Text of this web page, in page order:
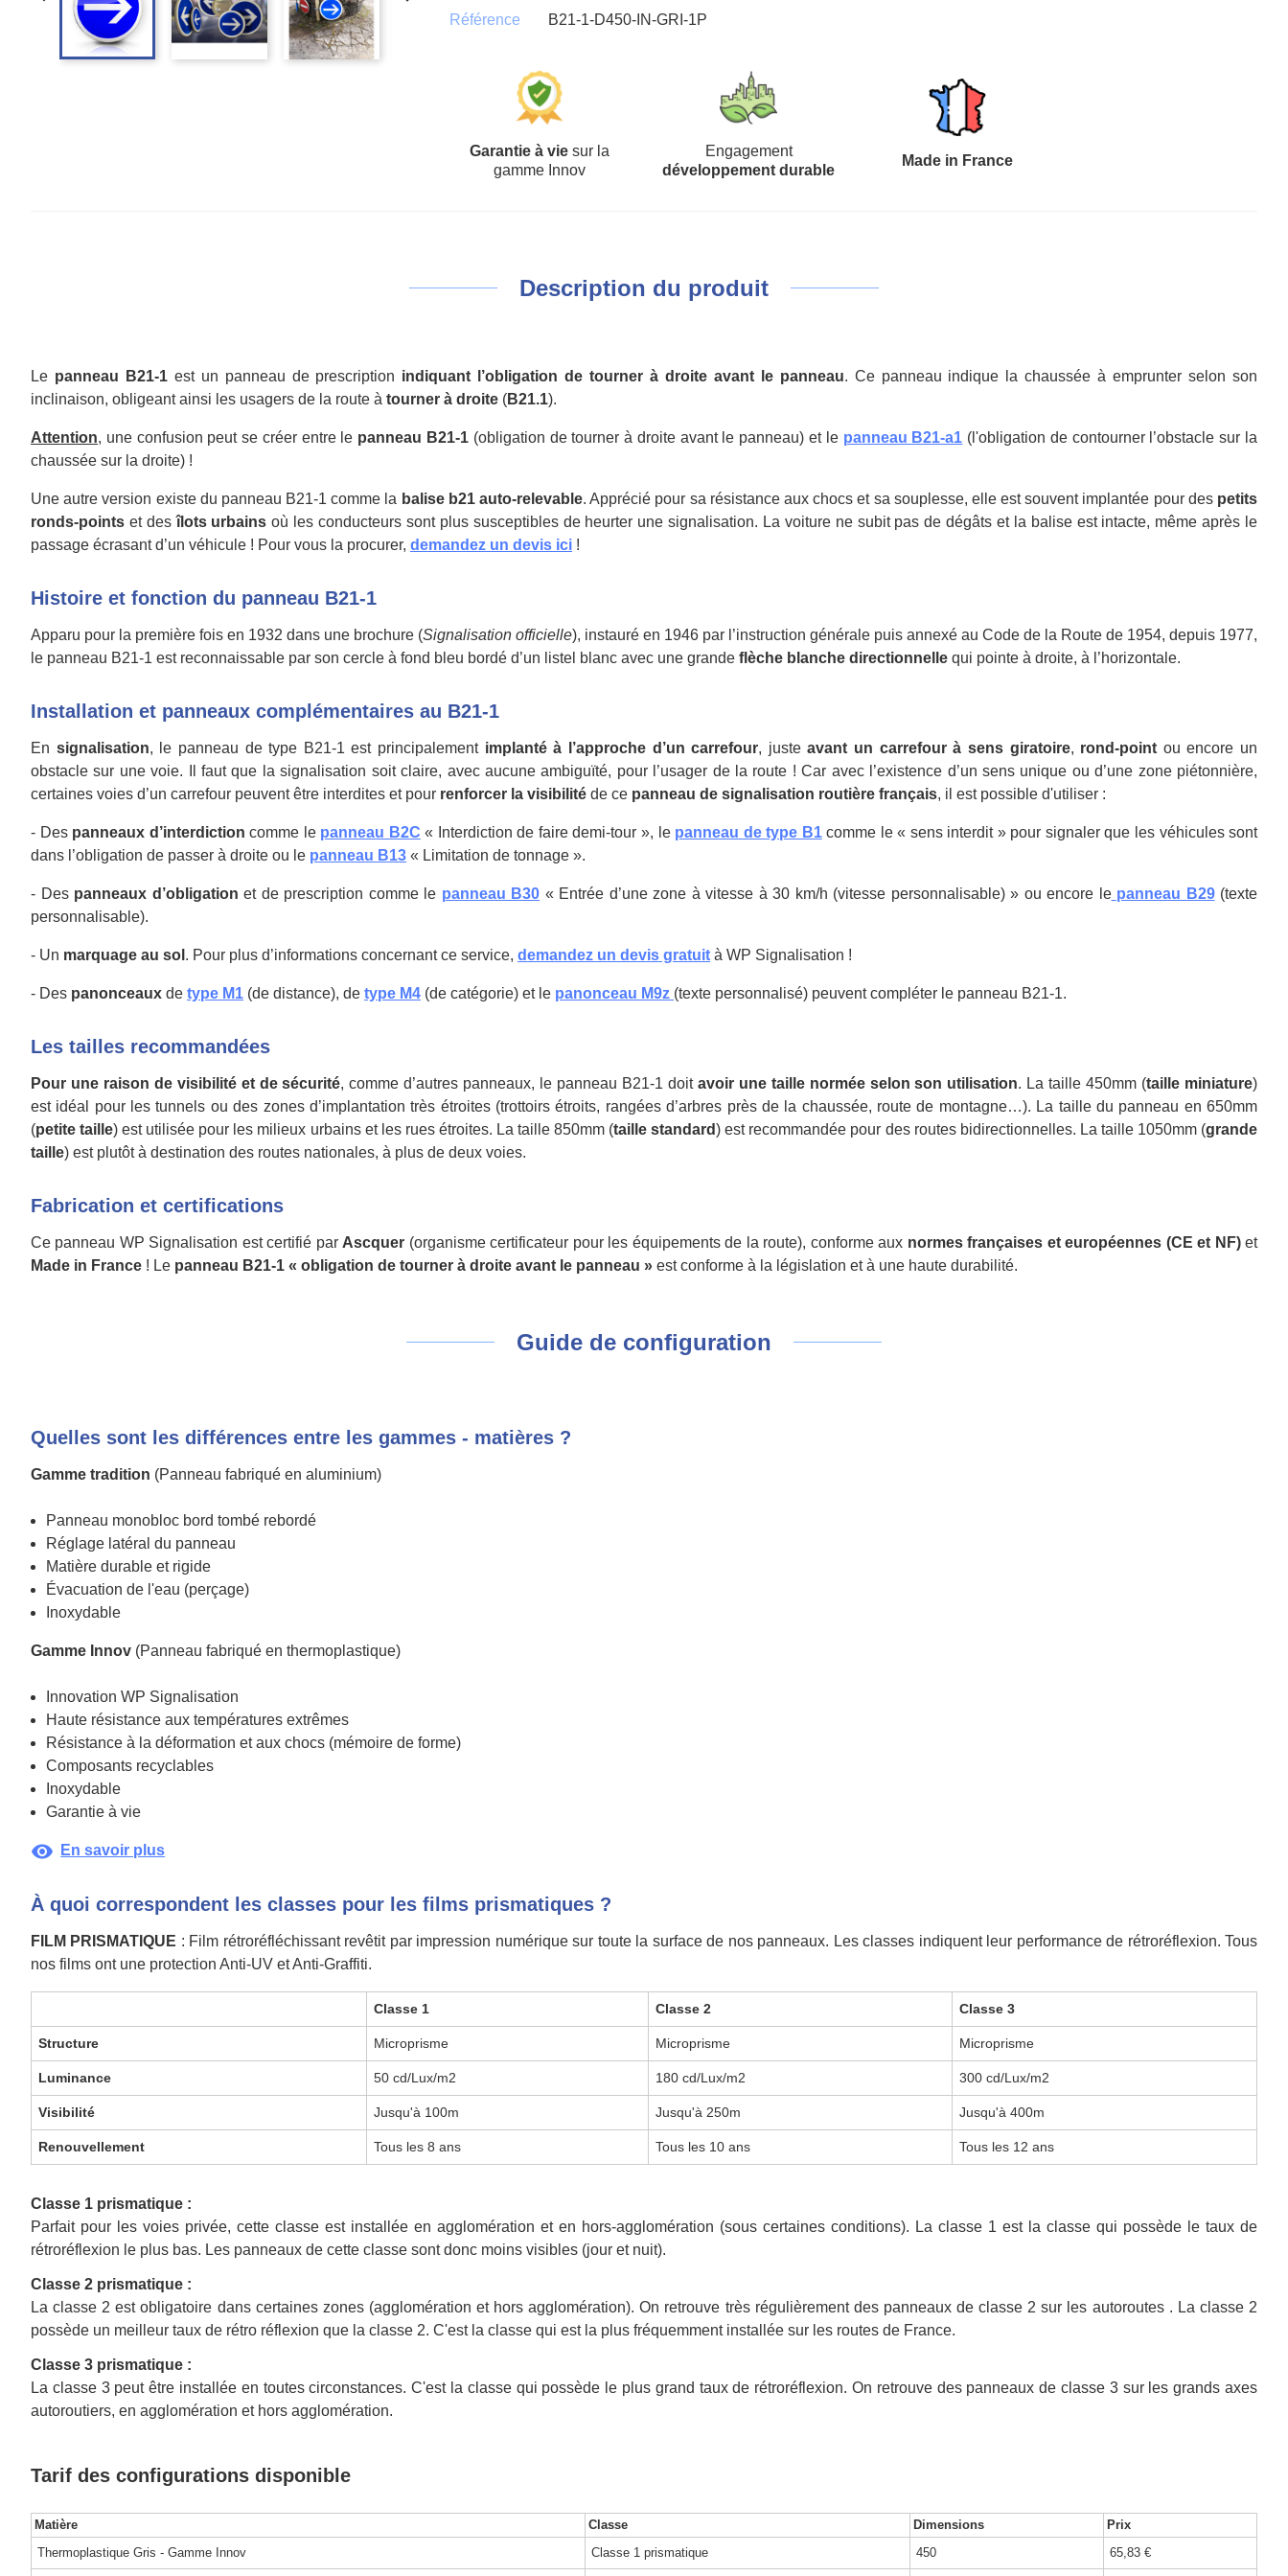
Référence B21-1-D450-IN-GRI-1P
Garantie à viesur la
gamme Innov
Engagement
développement durable
Made in France
Description du produit
Le panneau B21-1est un panneau de prescription indiquant l’obligation de tourner à droite avant le panneau. Ce panneau indique la chaussée à emprunter selon son
inclinaison, obligeant ainsi les usagers de la route à tourner à droite (B21.1).
Attention, une confusion peut se créer entre le panneau B21-1 (obligation de tourner à droite avant le panneau) et le panneau B21-a1 (l'obligation de contourner l’obstacle sur la
chaussée sur la droite) !
Une autre version existe du panneau B21-1 comme la balise b21 auto-relevable. Apprécié pour sa résistance aux chocs et sa souplesse, elle est souvent implantée pour des petits
ronds-points et desîlots urbainsoù les conducteurs sont plus susceptibles de heurter une signalisation. La voiture ne subit pas de dégâts et la balise est intacte, même après le
passage écrasant d’un véhicule ! Pour vous la procurer, demandez un devis ici !
Histoire et fonction du panneau B21-1
Apparu pour la première fois en 1932 dans une brochure (Signalisation officielle), instauré en 1946 par l’instruction générale puis annexé au Code de la Route de 1954, depuis 1977,
le panneau B21-1 est reconnaissable par son cercle à fond bleu bordé d’un listel blanc avec une grande flèche blanche directionnelle qui pointe à droite, à l’horizontale.
Installation et panneaux complémentaires au B21-1
En signalisation, le panneau de type B21-1 est principalement implanté à l’approche d’un carrefour, justeavant un carrefour à sens giratoire, rond-point ou encore un
obstacle sur une voie. Il faut que la signalisation soit claire, avec aucune ambiguïté, pour l’usager de la route ! Car avec l’existence d’un sens unique ou d’une zone piétonnière,
certaines voies d’un carrefour peuvent être interdites et pour renforcer la visibilité de ce panneau de signalisation routière français, il est possible d'utiliser :
- Des panneaux d’interdictioncomme le panneau B2C « Interdiction de faire demi-tour », le panneau de type B1comme le « sens interdit » pour signaler que les véhicules sont
dans l’obligation de passer à droite ou le panneau B13 « Limitation de tonnage ».
- Des panneaux d’obligation et de prescription comme le panneau B30 « Entrée d’une zone à vitesse à 30 km/h (vitesse personnalisable) » ou encore lepanneau B29(texte
personnalisable).
- Un marquage au sol . Pour plus d’informations concernant ce service, demandez un devis gratuit à WP Signalisation !
- Des panonceaux de type M1 (de distance), de type M4 (de catégorie) et le panonceau M9z (texte personnalisé) peuvent compléter le panneau B21-1.
Les tailles recommandées
Pour une raison de visibilité et de sécurité, comme d’autres panneaux, le panneau B21-1 doit avoir une taille normée selon son utilisation. La taille 450mm (taille miniature)
est idéal pour les tunnels ou des zones d’implantation très étroites (trottoirs étroits, rangées d’arbres près de la chaussée, route de montagne…). La taille du panneau en 650mm
(petite taille) est utilisée pour les milieux urbains et les rues étroites. La taille 850mm (taille standard) est recommandée pour des routes bidirectionnelles. La taille 1050mm (grande
taille) est plutôt à destination des routes nationales, à plus de deux voies.
Fabrication et certifications
Ce panneau WP Signalisation est certifié par Ascquer (organisme certificateur pour les équipements de la route), conforme aux normes françaises et européennes (CE et NF)et
Made in France ! Le panneau B21-1 « obligation de tourner à droite avant le panneau » est conforme à la législation et à une haute durabilité.
Guide de configuration
Quelles sont les différences entre les gammes - matières ?
Gamme tradition (Panneau fabriqué en aluminium)
Panneau monobloc bord tombé rebordé
Réglage latéral du panneau
Matière durable et rigide
Évacuation de l'eau (perçage)
Inoxydable
Gamme Innov (Panneau fabriqué en thermoplastique)
Innovation WP Signalisation
Haute résistance aux températures extrêmes
Résistance à la déformation et aux chocs (mémoire de forme)
Composants recyclables
Inoxydable
Garantie à vie
visibility En savoir plus
À quoi correspondent les classes pour les films prismatiques ?
FILM PRISMATIQUE : Film rétroréfléchissant revêtit par impression numérique sur toute la surface de nos panneaux. Les classes indiquent leur performance de rétroréflexion. Tous
nos films ont une protection Anti-UV et Anti-Graffiti.
Classe 1 Classe 2 Classe 3
Structure Microprisme Microprisme Microprisme
Luminance 50 cd/Lux/m2 180 cd/Lux/m2 300 cd/Lux/m2
Visibilité Jusqu'à 100m Jusqu'à 250m Jusqu'à 400m
Renouvellement Tous les 8 ans Tous les 10 ans Tous les 12 ans
Classe 1 prismatique :
Parfait pour les voies privée, cette classe est installée en agglomération et en hors-agglomération (sous certaines conditions). La classe 1 est la classe qui possède le taux de
rétroréflexion le plus bas. Les panneaux de cette classe sont donc moins visibles (jour et nuit).
Classe 2 prismatique :
La classe 2 est obligatoire dans certaines zones (agglomération et hors agglomération). On retrouve très régulièrement des panneaux de classe 2 sur les autoroutes . La classe 2
possède un meilleur taux de rétro réflexion que la classe 2. C'est la classe qui est la plus fréquemment installée sur les routes de France.
Classe 3 prismatique :
La classe 3 peut être installée en toutes circonstances. C'est la classe qui possède le plus grand taux de rétroréflexion. On retrouve des panneaux de classe 3 sur les grands axes
autoroutiers, en agglomération et hors agglomération.
Tarif des configurations disponible
Matière Classe Dimensions
Prix
Thermoplastique Gris - Gamme Innov
Classe 1 prismatique 450 65,83 €